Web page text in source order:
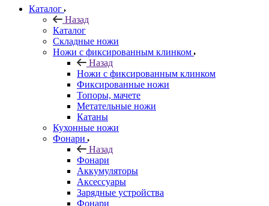
Каталог
Назад
Каталог
Складные ножи
Ножи с фиксированным клинком
Назад
Ножи с фиксированным клинком
Фиксированные ножи
Топоры, мачете
Метательные ножи
Катаны
Кухонные ножи
Фонари
Назад
Фонари
Аккумуляторы
Аксессуары
Зарядные устройства
Фонари